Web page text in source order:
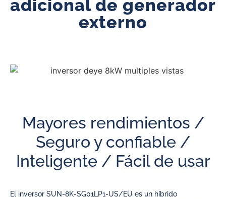
adicional de generador
externo
Mayores rendimientos /
Seguro y confiable /
Inteligente / Fácil de usar
El inversor SUN-8K-SG01LP1-US/EU es un híbrido